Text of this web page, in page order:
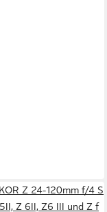
Z 24-120mm f/4 S
Z 6II, Z6 III und Z f